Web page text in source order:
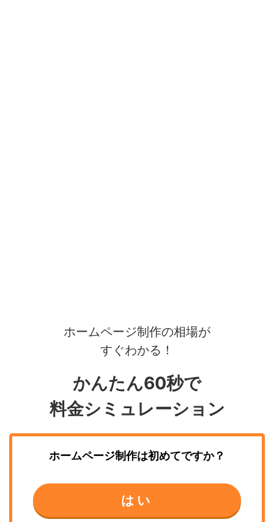
ホームページ制作の相場が
すぐわかる！
かんたん60秒で
料金シミュレーション
ホームページ制作は初めてですか？
はい